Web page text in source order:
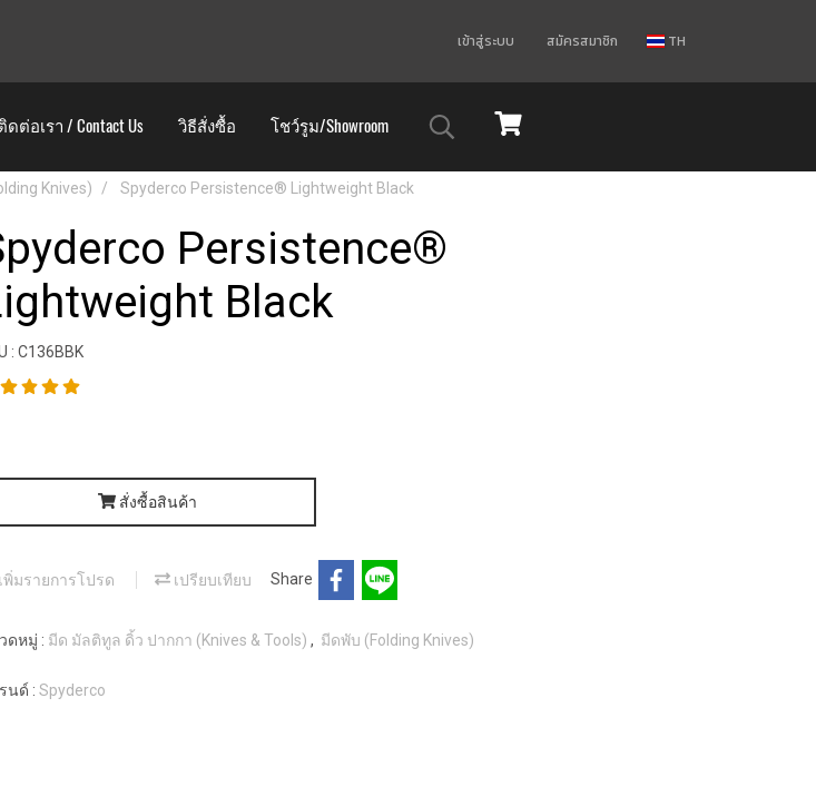
เข้าสู่ระบบ สมัครสมาชิก TH
ดต่อเรา / Contact Us วิธีสั่งซื้อ โชว์รูม/Showroom
Knives) Spyderco Persistence® Lightweight Black
Persistence®
Black
: C136BBK
สั่งซื้อสินค้า
เพิ่มรายการโปรด เปรียบเทียบ Share
ดหมู่ : มีด มัลติทูล ดิ้ว ปากกา (Knives & Tools) , มีดพับ (Folding Knives)
นด์ : Spyderco